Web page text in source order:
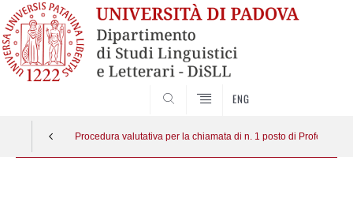
ENG
Procedura valutativa per la chiamata di n. 1 posto di Professore